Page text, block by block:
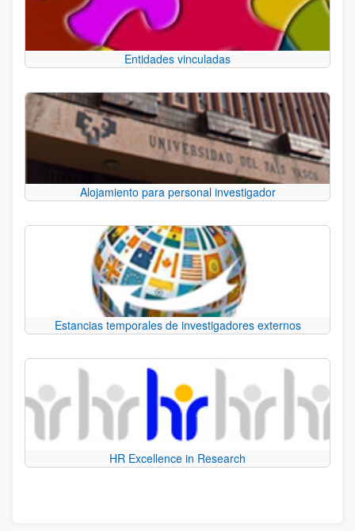
Entidades vinculadas
Alojamiento para personal investigador
Estancias temporales de investigadores externos
HR Excellence in Research